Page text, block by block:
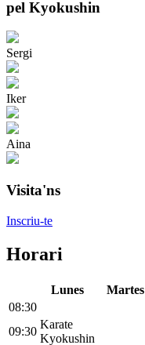
pel Kyokushin
Sergi
Iker
Aina
Visita'ns
Inscriu-te
Horari
Lunes Martes
08:30
09:30
Karate
Kyokushin